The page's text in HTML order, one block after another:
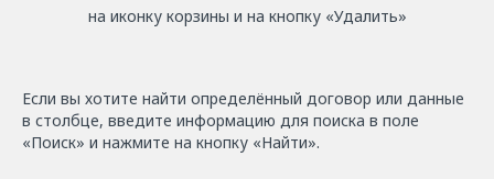
на иконку корзины и на кнопку «Удалить»
Если вы хотите найти определённый договор или данные
в столбце, введите информацию для поиска в поле
«Поиск» и нажмите на кнопку «Найти».